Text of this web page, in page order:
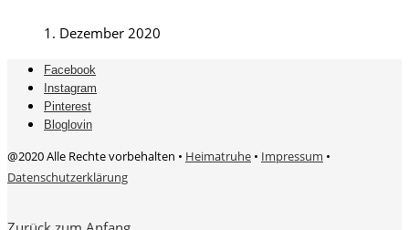
1. Dezember 2020
Facebook
Instagram
Pinterest
Bloglovin
@2020 Alle Rechte vorbehalten • Heimatruhe • Impressum •
Datenschutzerklärung